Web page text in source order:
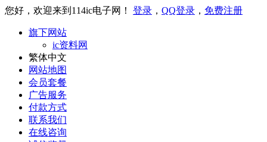
您好，欢迎来到114ic电子网！ 登录 ， QQ登录 ， 免费注册
旗下网站
ic资料网
繁体中文
网站地图
会员套餐
广告服务
付款方式
联系我们
在线咨询